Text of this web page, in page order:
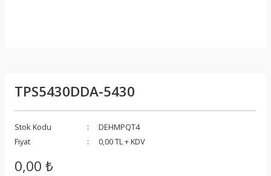
TPS5430DDA-5430
Stok Kodu
DEHMPQT4
Fiyat
0,00 TL + KDV
0,00 ₺